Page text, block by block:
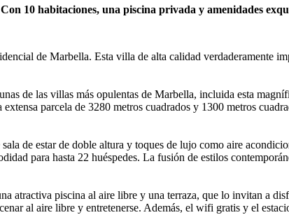
10 habitaciones, una piscina privada y amenidades
de Marbella. Esta villa de alta calidad verdaderamente
de las villas más opulentas de Marbella, incluida esta
parcela de 3280 metros cuadrados y 1300 metros
de estar de doble altura y toques de lujo como aire
para hasta 22 huéspedes. La fusión de estilos
atractiva piscina al aire libre y una terraza, que lo invitan a
al aire libre y entretenerse. Además, el wifi gratis y el